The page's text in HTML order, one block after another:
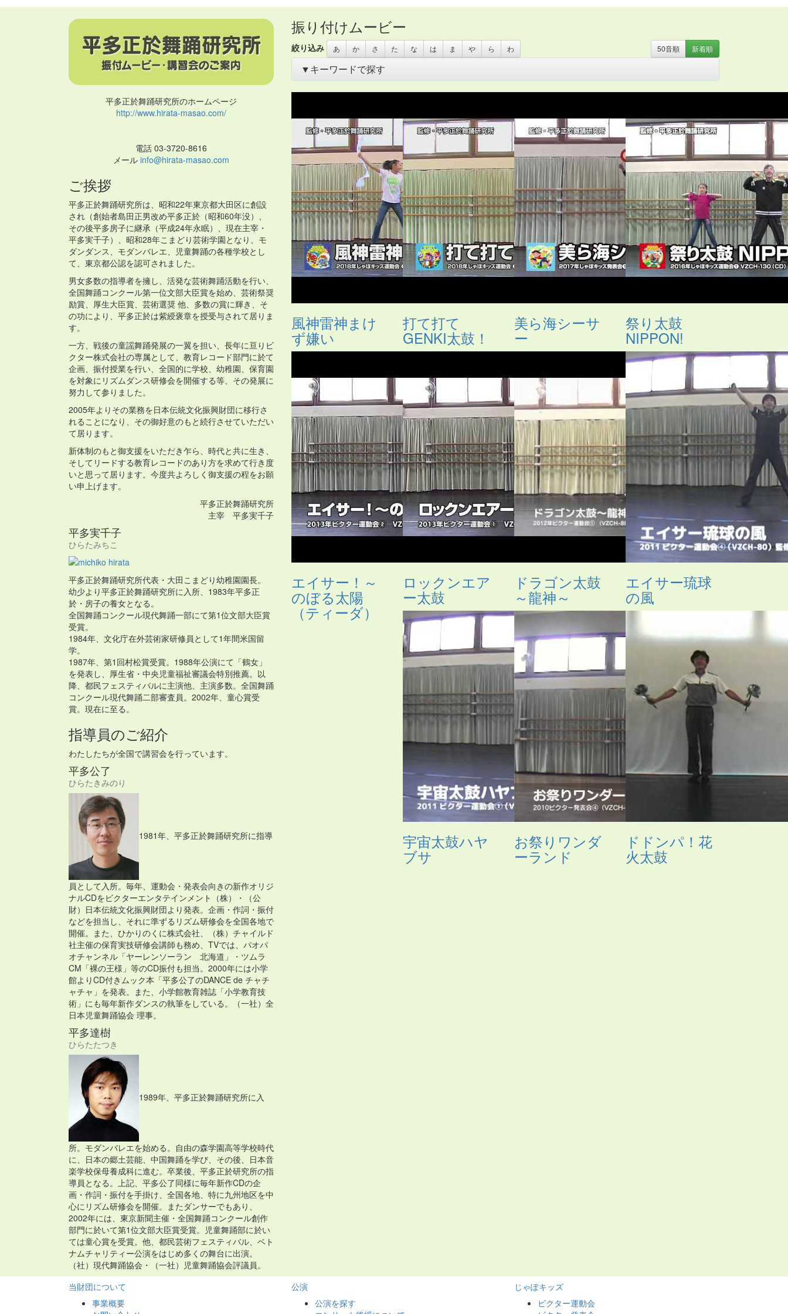
平多正於舞踊研究所のホームページ
http://www.hirata-masao.com/
電話 03-3720-8616
メール info@hirata-masao.com
ご挨拶
平多正於舞踊研究所は、昭和22年東京都大田区に創設
され（創始者島田正男改め平多正於（昭和60年没）、
その後平多房子に継承（平成24年永眠）、現在主宰・
平多実千子）、昭和28年こまどり芸術学園となり、モ
ダンダンス、モダンバレエ、児童舞踊の各種学校とし
て、東京都公認を認可されました。
男女多数の指導者を擁し、活発な芸術舞踊活動を行い、
全国舞踊コンクール第一位文部大臣賞を始め、芸術祭奨
励賞、厚生大臣賞、芸術選奨 他、多数の賞に輝き、そ
の功により、平多正於は紫綬褒章を授受与されて居りま
す。
一方、戦後の童謡舞踊発展の一翼を担い、長年に亘りビ
クター株式会社の専属として、教育レコード部門に於て
企画、振付授業を行い、全国的に学校、幼稚園、保育園
を対象にリズムダンス研修会を開催する等、その発展に
努力して参りました。
2005年よりその業務を日本伝統文化振興財団に移行さ
れることになり、その御好意のもと続行させていただい
て居ります。
新体制のもと御支援をいただき乍ら、時代と共に生き、
そしてリードする教育レコードのあり方を求めて行き度
いと思って居ります。今度共よろしく御支援の程をお願
い申上げます。
平多正於舞踊研究所
主宰 平多実千子
平多実千子
ひらたみちこ
平多正於舞踊研究所代表・大田こまどり幼稚園園長。
幼少より平多正於舞踊研究所に入所、1983年平多正
於・房子の養女となる。
全国舞踊コンクール現代舞踊一部にて第1位文部大臣賞
受賞。
1984年、文化庁在外芸術家研修員として1年間米国留
学。
1987年、第1回村松賞受賞。1988年公演にて「鶴女」
を発表し、厚生省・中央児童福祉審議会特別推薦。以
降、都民フェスティバルに主演他、主演多数。全国舞踊
コンクール現代舞踊二部審査員。2002年、童心賞受
賞。現在に至る。
指導員のご紹介
わたしたちが全国で講習会を行っています。
平多公了
ひらたきみのり
1981年、平多正於舞踊研究所に指導
員として入所。毎年、運動会・発表会向きの新作オリジ
ナルCDをビクターエンタテインメント（株）・（公
財）日本伝統文化振興財団より発表。企画・作詞・振付
などを担当し、それに準ずるリズム研修会を全国各地で
開催。また、ひかりのくに株式会社、（株）チャイルド
社主催の保育実技研修会講師も務め、TVでは、パオパ
オチャンネル「ヤーレンソーラン 北海道」・ツムラ
CM「裸の王様」等のCD振付も担当。2000年には小学
館よりCD付きムック本「平多公了のDANCE de チャチ
ャチャ」を発表。また、小学館教育雑誌「小学教育技
術」にも毎年新作ダンスの執筆をしている。（一社）全
日本児童舞踊協会 理事。
平多達樹
ひらたたつき
1989年、平多正於舞踊研究所に入
所。モダンバレエを始める。自由の森学園高等学校時代
に、日本の郷土芸能、中国舞踊を学び、その後、日本音
楽学校保母養成科に進む。卒業後、平多正於研究所の指
導員となる。上記、平多公了同様に毎年新作CDの企
画・作詞・振付を手掛け、全国各地、特に九州地区を中
心にリズム研修会を開催。またダンサーでもあり、
2002年には、東京新聞主催・全国舞踊コンクール創作
部門に於いて第1位文部大臣賞受賞。児童舞踊部に於い
ては童心賞を受賞。他、都民芸術フェスティバル、ベト
ナムチャリティー公演をはじめ多くの舞台に出演。
（社）現代舞踊協会・（一社）児童舞踊協会評議員。
振り付けムービー
絞り込み あ か さ た な は ま や ら わ 50音順 新着順
▼キーワードで探す
あいさつ・アイリッシュ・いきもの・うちわ・オリンピック・お姫さま・お姫様・お月さま・お祭り・お絵か
ス・サムライ・さる・シーサー・ジャングルビート・スカート・ストレッチ・スポーツ・たべもの・ダンス・
タンバリン・チアガール ・ つえ ・テクノ・ニューオリンズ ・ のみもの・パジャマ・バチ ・バラ・ハロウィン・
ハワイアン・ヒーロー ・ピアノ伴奏 ・ ヒップホップ ヒロイン・ファンタジー・ブギウギ フラ
フラメン
コ・ペットボトル・ポップス・ポンポン・マーチ・まとい・マント・ミュージカル・もちつき・よさこい ・ラ
イダー・ラップ・ラテン・レイ ・ ロック ・わらべうた・世界の言葉 ・ 人形・体操 ・傘 ・和風・太鼓・
・ 帽子 ・ 忍者・応援団・扇・ 扇子・ 手作りの刀 ・手袋 ・ 手話 ・ 旗 日本 ・ 時代劇・武術・民謡・汽
車・沖縄・海賊・琉球・発表会2018 ・ 白衣 ・ 着物 ・ 紙のお皿・組体操・腰ミノ・自転車・ 舞踊 ・ 花火 親子・
調理道具・長靴・音頭・鳴子・鳶口（とびぐち）・
風神雷神まけ
ず嫌い
打て打て
GENKI太鼓！
美ら海シーサ
ー
祭り太鼓
NIPPON!
エイサー！～
のぼる太陽
（ティーダ）
ロックンエア
ー太鼓
ドラゴン太鼓
～龍神～
エイサー琉球
の風
宇宙太鼓ハヤ
ブサ
お祭りワンダ
ーランド
ドドンパ！花
火太鼓
当財団について
事業概要
公演
公演を探す
じゃぽキッズ
ビクター運動会